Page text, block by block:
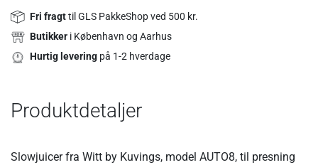
Fri fragttil GLS PakkeShop ved 500 kr.
Butikker i København og Aarhus
Hurtig levering på 1-2 hverdage
Produktdetaljer
Slowjuicer fra Witt by Kuvings, model AUTO8, til presning